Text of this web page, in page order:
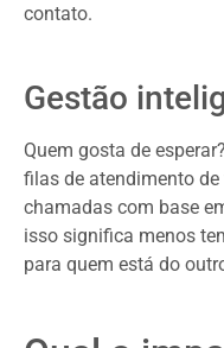
contato.
Gestão
Quem gosta de
filas de atendimento
chamadas com base
isso significa menos
para quem está do